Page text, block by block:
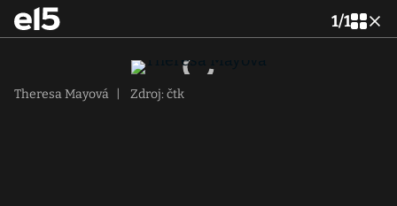
1/1
Theresa Mayová Zdroj: čtk